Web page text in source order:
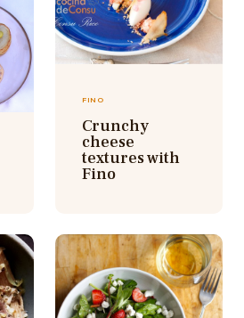
FINO
Crunchy
cheese
textures with
Fino